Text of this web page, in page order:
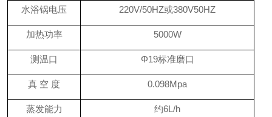
水浴锅电压 220V/50HZ或380V50HZ
加热功率 5000W
测温口 Φ19标准磨口
真 空 度 0.098Mpa
蒸发能力 约6L /h